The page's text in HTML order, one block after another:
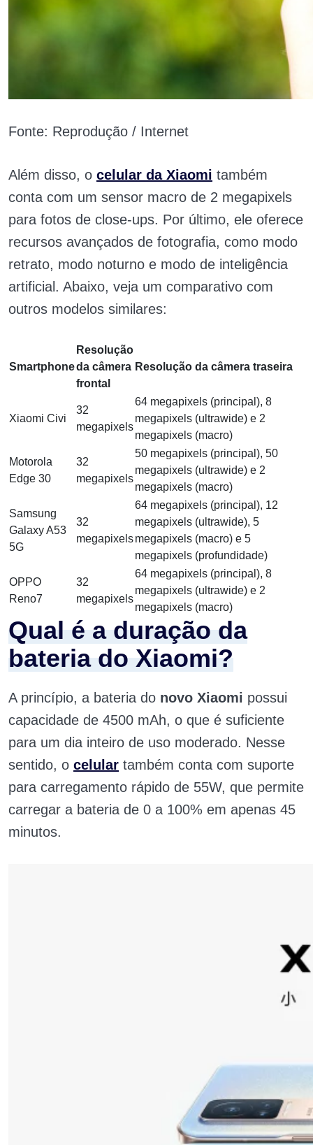
Fonte: Reprodução / Internet
Além disso, o celular da Xiaomi também
conta com um sensor macro de 2 megapixels
para fotos de close-ups. Por último, ele oferece
recursos avançados de fotografia, como modo
retrato, modo noturno e modo de inteligência
artificial. Abaixo, veja um comparativo com
outros modelos similares:
Smartphone
Resolução
da câmera
frontal
Resolução da câmera traseira
Xiaomi Civi
32
megapixels
64 megapixels (principal), 8
megapixels (ultrawide) e 2
megapixels (macro)
Motorola
Edge 30
32
megapixels
50 megapixels (principal), 50
megapixels (ultrawide) e 2
megapixels (macro)
Samsung
Galaxy A53
5G
32
megapixels
64 megapixels (principal), 12
megapixels (ultrawide), 5
megapixels (macro) e 5
megapixels (profundidade)
OPPO
Reno7
32
megapixels
64 megapixels (principal), 8
megapixels (ultrawide) e 2
megapixels (macro)
Qual é a duração da
bateria do Xiaomi?
A princípio, a bateria do novo Xiaomi possui
capacidade de 4500 mAh, o que é suficiente
para um dia inteiro de uso moderado. Nesse
sentido, o celular também conta com suporte
para carregamento rápido de 55W, que permite
carregar a bateria de 0 a 100% em apenas 45
minutos.